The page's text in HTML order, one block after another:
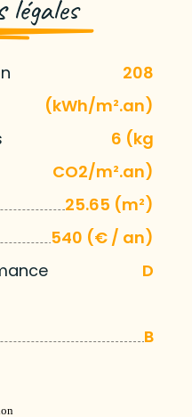
208
(kWh/m².an)
6 (kg
CO2/m².an)
25.65 (m²)
540 (€ / an)
D
B